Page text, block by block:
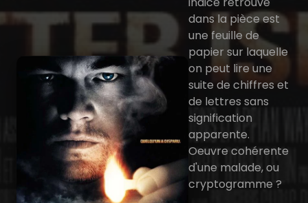
dans la pièce est
une feuille de
papier sur laquelle
on peut lire une
suite de chiffres et
de lettres sans
signification
apparente.
Oeuvre cohérente
d'une malade, ou
cryptogramme ?